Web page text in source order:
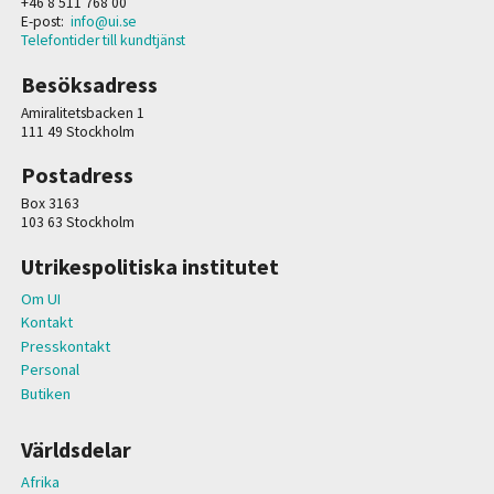
E-post: info@ui.se
Telefontider till kundtjänst
Besöksadress
Amiralitetsbacken 1
111 49 Stockholm
Postadress
Box 3163
103 63 Stockholm
Utrikespolitiska institutet
Om UI
Kontakt
Presskontakt
Personal
Butiken
Världsdelar
Afrika